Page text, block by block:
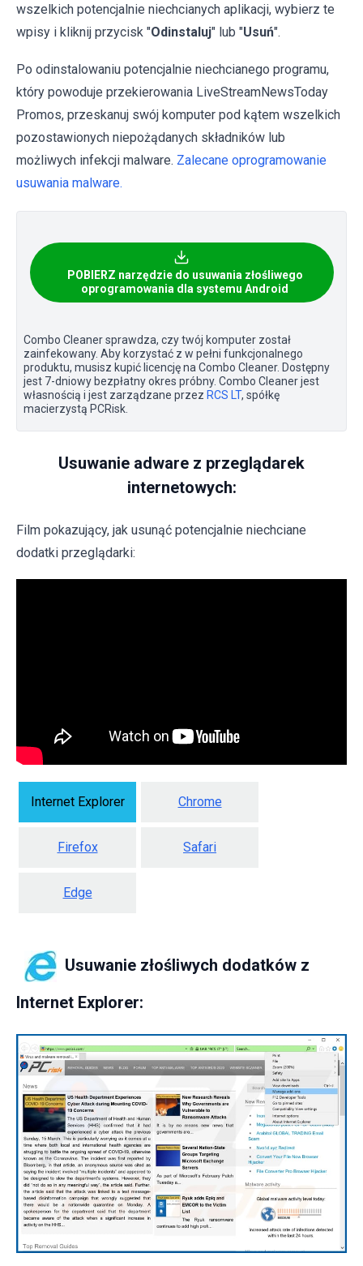
wszelkich potencjalnie niechcianych aplikacji, wybierz te
wpisy i kliknij przycisk "Odinstaluj" lub "Usuń".
Po odinstalowaniu potencjalnie niechcianego programu,
który powoduje przekierowania LiveStreamNewsToday
Promos, przeskanuj swój komputer pod kątem wszelkich
pozostawionych niepożądanych składników lub
możliwych infekcji malware. Zalecane oprogramowanie
usuwania malware.
POBIERZ narzędzie do usuwania złośliwego
oprogramowania dla systemu Android
Combo Cleaner sprawdza, czy twój komputer został
zainfekowany. Aby korzystać z w pełni funkcjonalnego
produktu, musisz kupić licencję na Combo Cleaner. Dostępny
jest 7-dniowy bezpłatny okres próbny. Combo Cleaner jest
własnością i jest zarządzane przez RCS LT, spółkę
macierzystą PCRisk.
Usuwanie adware z przeglądarek
internetowych:
Film pokazujący, jak usunąć potencjalnie niechciane
dodatki przeglądarki:
Internet Explorer Chrome
Firefox Safari
Edge
Usuwanie złośliwych dodatków z
Internet Explorer: